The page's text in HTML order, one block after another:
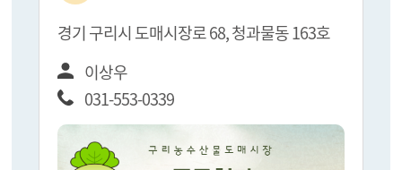
경기 구리시 도매시장로 68, 청과물동 163호
이상우
031-553-0339